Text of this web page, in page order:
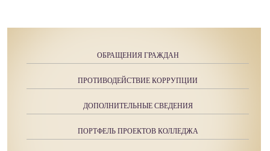
ОБРАЩЕНИЯ ГРАЖДАН
ПРОТИВОДЕЙСТВИЕ КОРРУПЦИИ
ДОПОЛНИТЕЛЬНЫЕ СВЕДЕНИЯ
ПОРТФЕЛЬ ПРОЕКТОВ КОЛЛЕДЖА